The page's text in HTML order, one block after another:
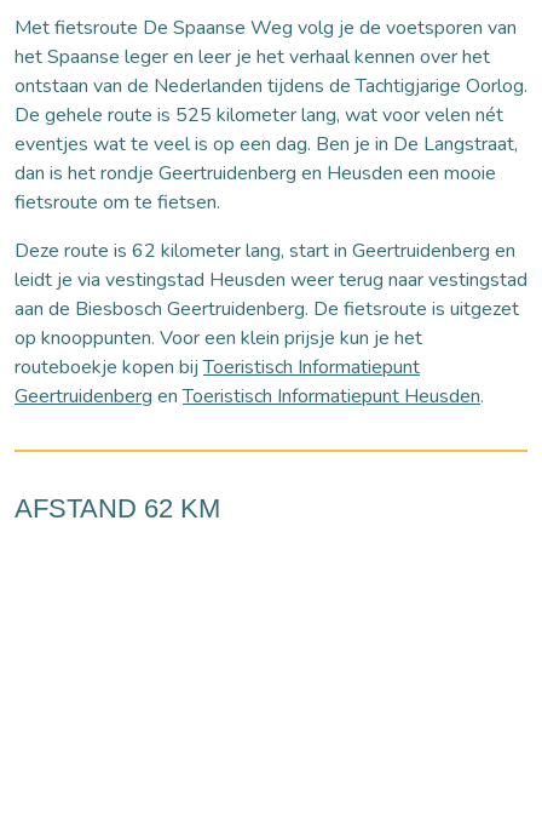
Met fietsroute De Spaanse Weg volg je de voetsporen van
het Spaanse leger en leer je het verhaal kennen over het
ontstaan van de Nederlanden tijdens de Tachtigjarige Oorlog.
De gehele route is 525 kilometer lang, wat voor velen nét
eventjes wat te veel is op een dag. Ben je in De Langstraat,
dan is het rondje Geertruidenberg en Heusden een mooie
fietsroute om te fietsen.
Deze route is 62 kilometer lang, start in Geertruidenberg en
leidt je via vestingstad Heusden weer terug naar vestingstad
aan de Biesbosch Geertruidenberg. De fietsroute is uitgezet
op knooppunten. Voor een klein prijsje kun je het
routeboekje kopen bijToeristisch Informatiepunt
Geertruidenberg enToeristisch Informatiepunt Heusden.
AFSTAND 62 KM